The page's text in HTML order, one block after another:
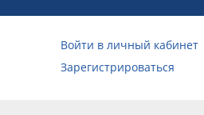
Войти в личный кабинет
Зарегистрироваться